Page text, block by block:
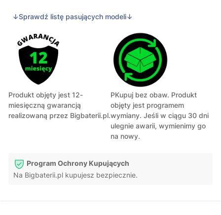
↓Sprawdź listę pasujących modeli↓
Produkt objęty jest 12-
miesięczną gwarancją
realizowaną przez Bigbaterii.pl.
PKupuj bez obaw. Produkt
objęty jest programem
wymiany. Jeśli w ciągu 30 dni
ulegnie awarii, wymienimy go
na nowy.
Program Ochrony Kupujących
Na Bigbaterii.pl kupujesz bezpiecznie.